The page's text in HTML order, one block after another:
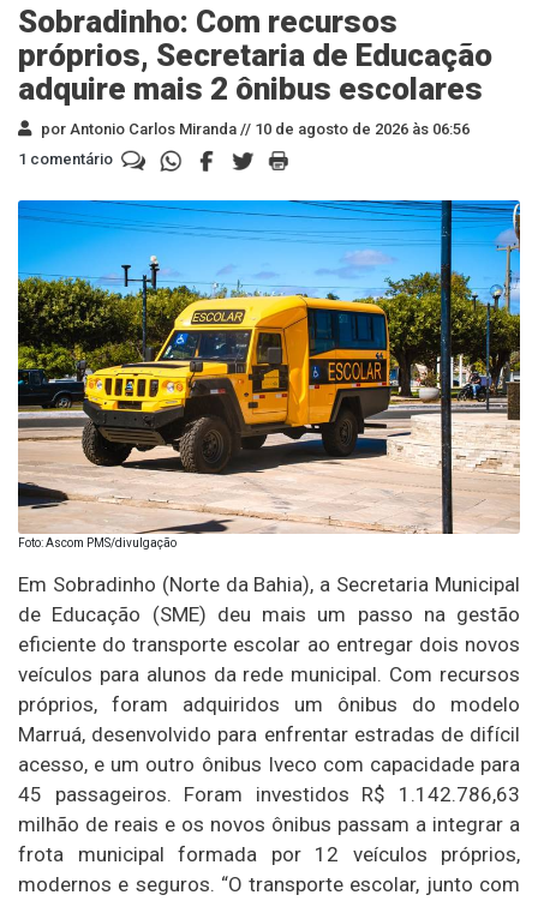
Sobradinho: Com recursos
próprios, Secretaria de Educação
adquire mais 2 ônibus escolares
por Antonio Carlos Miranda // 10 de agosto de 2026 às 06:56
1 comentário
Foto: Ascom PMS/divulgação
Em Sobradinho (Norte da Bahia), a Secretaria Municipal
de Educação (SME) deu mais um passo na gestão
eficiente do transporte escolar ao entregar dois novos
veículos para alunos da rede municipal. Com recursos
próprios, foram adquiridos um ônibus do modelo
Marruá, desenvolvido para enfrentar estradas de difícil
acesso, e um outro ônibus Iveco com capacidade para
45 passageiros. Foram investidos R$ 1.142.786,63
milhão de reais e os novos ônibus passam a integrar a
frota municipal formada por 12 veículos próprios,
modernos e seguros. “O transporte escolar, junto com